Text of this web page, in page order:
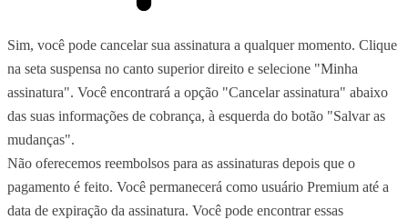
Sim, você pode cancelar sua assinatura a qualquer momento. Clique
na seta suspensa no canto superior direito e selecione "Minha
assinatura". Você encontrará a opção "Cancelar assinatura" abaixo
das suas informações de cobrança, à esquerda do botão "Salvar as
mudanças".
Não oferecemos reembolsos para as assinaturas depois que o
pagamento é feito. Você permanecerá como usuário Premium até a
data de expiração da assinatura. Você pode encontrar essas